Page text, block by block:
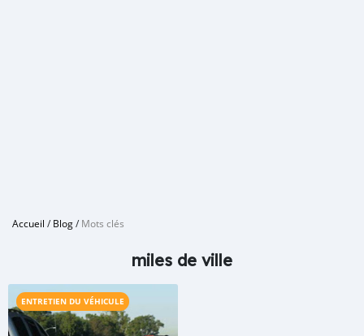
Accueil /Blog/Mots clés
miles de ville
ENTRETIEN DU VÉHICULE